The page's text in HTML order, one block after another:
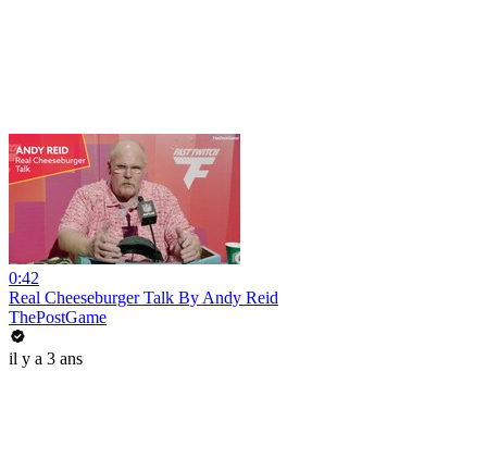
0:42
Real Cheeseburger Talk By Andy Reid
ThePostGame
il y a 3 ans